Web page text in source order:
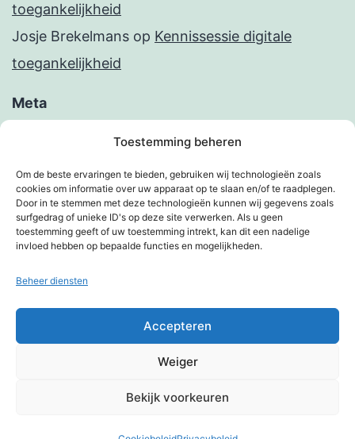
Toestemming beheren
Om de beste ervaringen te bieden, gebruiken wij technologieën zoals
cookies om informatie over uw apparaat op te slaan en/of te raadplegen.
Door in te stemmen met deze technologieën kunnen wij gegevens zoals
surfgedrag of unieke ID's op deze site verwerken. Als u geen
toestemming geeft of uw toestemming intrekt, kan dit een nadelige
invloed hebben op bepaalde functies en mogelijkheden.
Beheer diensten
Accepteren
Weiger
Bekijk voorkeuren
toegankelijkheid
Josje Brekelmans op Kennissessie digitale
toegankelijkheid
Meta
Berichten feed
Reacties feed
WordPress.org
KIMBERVIETJES
Met trots aangedreven doorWordPress